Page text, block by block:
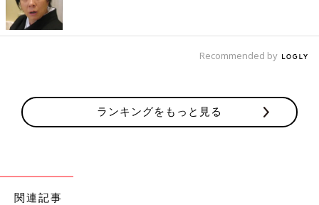
Recommended by
ランキングをもっと見る
関連記事